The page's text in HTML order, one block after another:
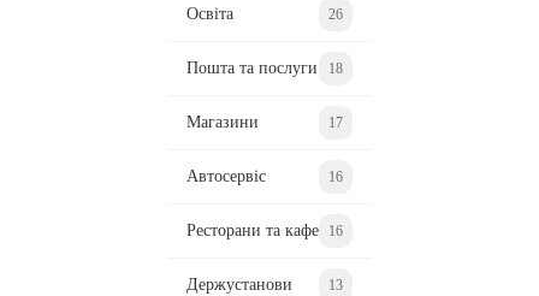
Освіта 26
Пошта та послуги 18
Магазини 17
Автосервіс 16
Ресторани та кафе 16
Держустанови 13